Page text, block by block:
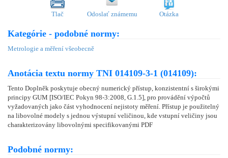
Tlač Odoslať známemu Otázka
Kategórie - podobné normy:
Metrologie a měření všeobecně
Anotácia textu normy TNI 014109-3-1 (014109):
Tento Doplněk poskytuje obecný numerický přístup, konzistentní s širokými
principy GUM [ISO/IEC Pokyn 98-3:2008, G.1.5], pro provádění výpočtů
vyžadovaných jako část vyhodnocení nejistoty měření. Přístup je použitelný
na libovolné modely s jednou výstupní veličinou, kde vstupní veličiny jsou
charakterizovány libovolnými specifikovanými PDF
Podobné normy: